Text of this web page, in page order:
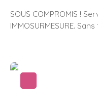
SOUS COMPROMIS !
IMMOSURMESURE.
Caoch immobilier
0611921444